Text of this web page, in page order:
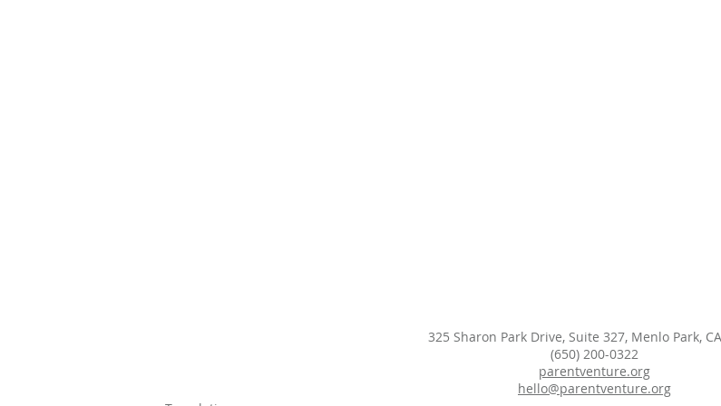
325 Sharon Park Drive, Suite 327, Menlo Park,
(650) 200-0322
parentventure.org
hello@parentventure.org